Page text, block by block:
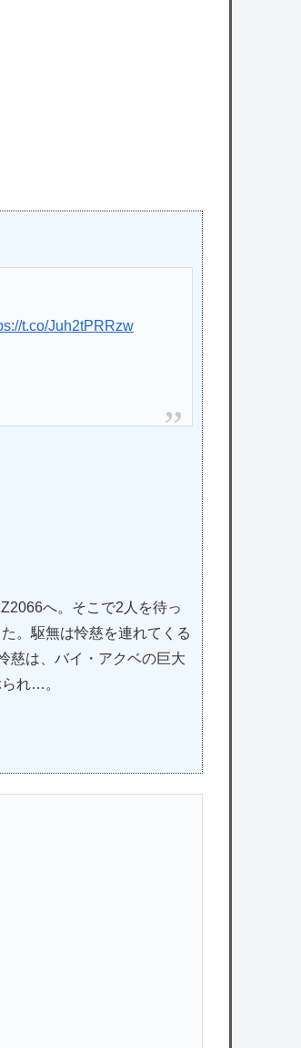
t.co/Juh2tPRRzw
へ。そこで2人を待っ
。駆無は怜慈を連れてくる
慈は、バイ・アクベの巨大
れ…。